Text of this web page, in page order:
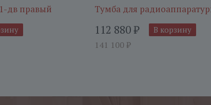
дв правый Тумба для
112 880₽
141 100 ₽
В корзину